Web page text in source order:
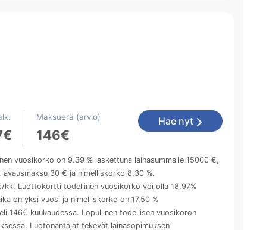
Maksuerä (arvio)
146€
Hae nyt
vuosikorko on 9.39 % laskettuna lainasummalle 15000 €,
30 € ja nimelliskorko 8.30 %.
kk. Luottokortti todellinen vuosikorko voi olla 18,97%
on yksi vuosi ja nimelliskorko on 17,50 %
146€ kuukaudessa. Lopullinen todellisen vuosikoron
Luotonantajat tekevät lainasopimuksen